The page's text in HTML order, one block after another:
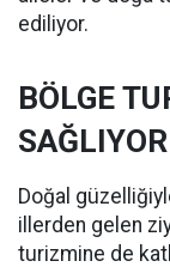
ediliyor.
BÖLGE
SAĞLIYOR
Doğal
illerden gelen
turizmine de